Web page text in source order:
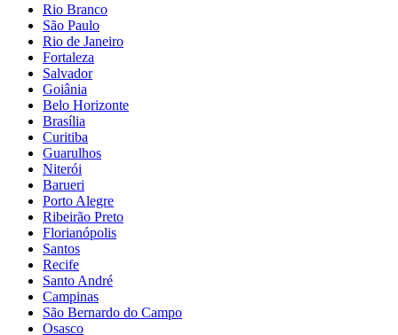
Rio Branco
São Paulo
Rio de Janeiro
Fortaleza
Salvador
Goiânia
Belo Horizonte
Brasília
Curitiba
Guarulhos
Niterói
Barueri
Porto Alegre
Ribeirão Preto
Florianópolis
Santos
Recife
Santo André
Campinas
São Bernardo do Campo
Osasco